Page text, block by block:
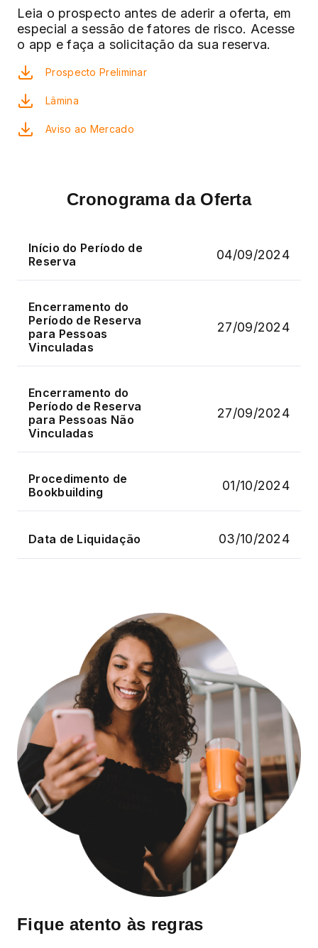
Leia o prospecto antes de aderir a oferta, em
especial a sessão de fatores de risco. Acesse
o app e faça a solicitação da sua reserva.
Prospecto Preliminar
Lâmina
Aviso ao Mercado
Cronograma da Oferta
Início do Período de
Reserva
04/09/2024
Encerramento do
Período de Reserva
para Pessoas
Vinculadas
27/09/2024
Encerramento do
Período de Reserva
para Pessoas Não
Vinculadas
27/09/2024
Procedimento de
Bookbuilding
01/10/2024
Data de Liquidação 03/10/2024
Fique atento às regras